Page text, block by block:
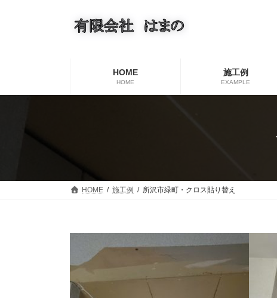
キ
に
HOME
HOME
施工例
EXAMPLE
HOME 施工例 所沢市緑町・クロス貼り替え